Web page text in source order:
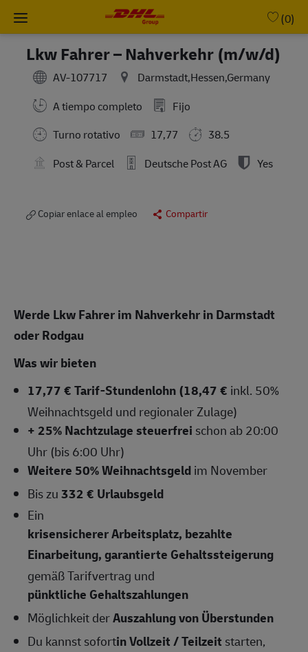
Skip to main content
(0)
Lkw Fahrer – Nahverkehr (m/w/d)
AV-107717
Darmstadt,Hessen,Germany
A tiempo completo
Fijo
Turno rotativo
17,77
38.5
Post & Parcel
Deutsche Post AG Yes
Copiar enlace al empleo Compartir
Werde Lkw Fahrer im Nahverkehr in Darmstadt
oder Rodgau
Was wir bieten
17,77 € Tarif-Stundenlohn (18,47 € inkl. 50%
Weihnachtsgeld und regionaler Zulage)
+ 25% Nachtzulage steuerfrei schon ab 20:00
Uhr (bis 6:00 Uhr)
Weitere 50% Weihnachtsgeldim November
Bis zu332 € Urlaubsgeld
Ein
krisensicherer Arbeitsplatz, bezahlte
Einarbeitung, garantierte Gehaltssteigerung
gemäß Tarifvertrag und
pünktliche Gehaltszahlungen
Möglichkeit derAuszahlung von Überstunden
Du kannst sofortin Vollzeit / Teilzeit starten,